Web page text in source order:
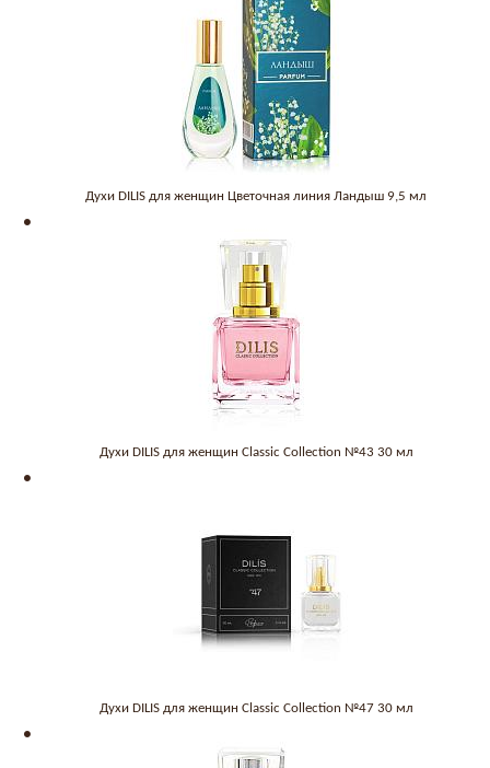
Духи DILIS для женщин Цветочная линия Ландыш 9,5 мл
Духи DILIS для женщин Classic Collection №43 30 мл
Духи DILIS для женщин Classic Collection №47 30 мл